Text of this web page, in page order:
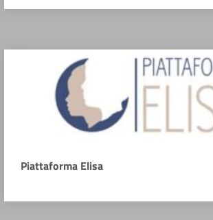
Piattaforma Elisa